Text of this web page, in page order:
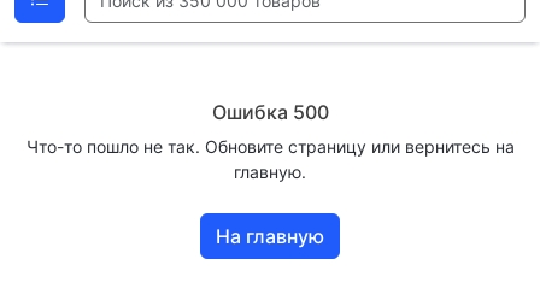
Ошибка 500
Что-то пошло не так. Обновите страницу или вернитесь на
главную.
На главную